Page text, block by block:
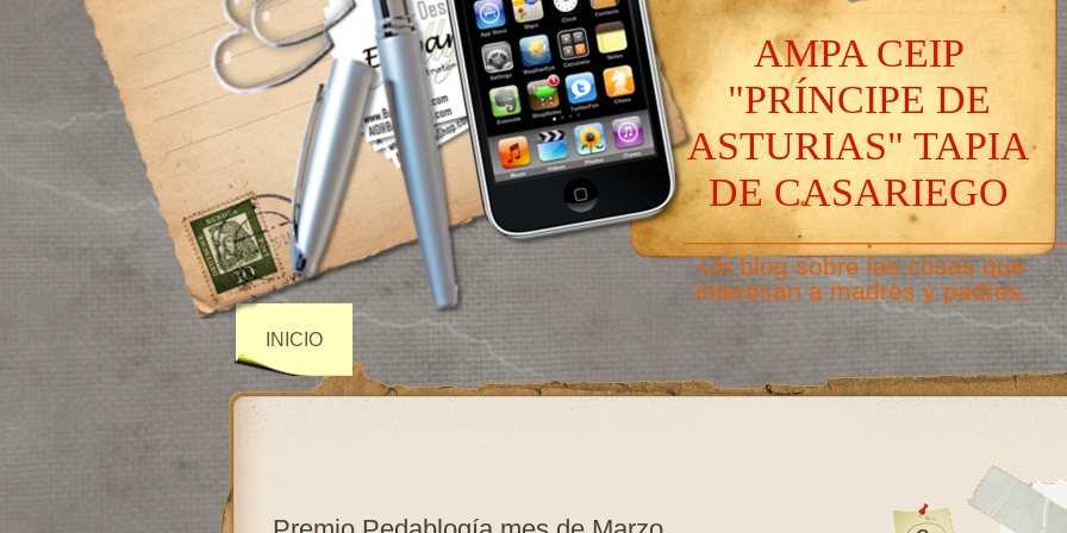
AMPA CEIP
"PRÍNCIPE DE
ASTURIAS" TAPIA
DE CASARIEGO
Un blog sobre las cosas que
interesan a madres y padres.
INICIO